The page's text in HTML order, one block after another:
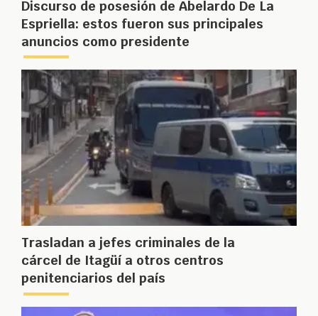
Discurso de posesión de Abelardo De La
Espriella: estos fueron sus principales
anuncios como presidente
Trasladan a jefes criminales de la
cárcel de Itagüí a otros centros
penitenciarios del país